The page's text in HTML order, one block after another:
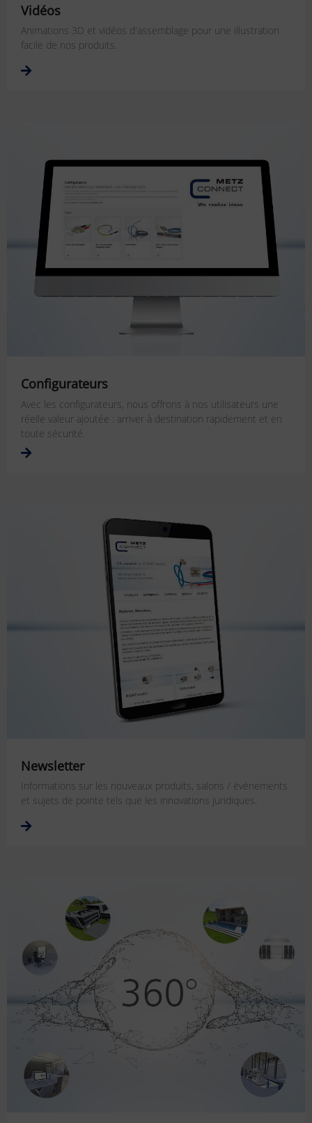
Vidéos
Animations 3D et vidéos d'assemblage pour une illustration
facile de nos produits.
Configurateurs
Avec les configurateurs, nous offrons à nos utilisateurs une
réelle valeur ajoutée : arriver à destination rapidement et en
toute sécurité.
Newsletter
Informations sur les nouveaux produits, salons / événements
et sujets de pointe tels que les innovations juridiques.